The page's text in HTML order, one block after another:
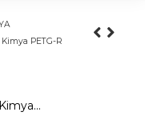
PETG-R